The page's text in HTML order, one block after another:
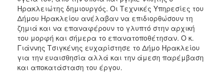
Ηρακλειώτης δημιουργός. Οι Τεχνικές Υπηρεσίες του
Δήμου Ηρακλείου ανέλαβαν να επιδιορθώσουν τη
ζημιά και να επαναφέρουν το γλυπτό στην αρχική
του μορφή και σήμερα το επανατοποθέτησαν. Ο κ.
Γιάννης Τσιγκένης ευχαρίστησε το Δήμο Ηρακλείου
για την ευαισθησία αλλά και την άμεση παρέμβαση
και αποκατάσταση του έργου.